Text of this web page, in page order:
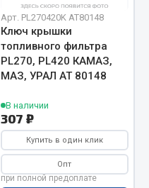
Арт. PL270420K AT80148
Ключ крышки
топливного фильтра
PL270, PL420 КАМАЗ,
МАЗ, УРАЛ АТ 80148
В наличии
307 ₽
Купить в один клик
Опт
при полной предоплате